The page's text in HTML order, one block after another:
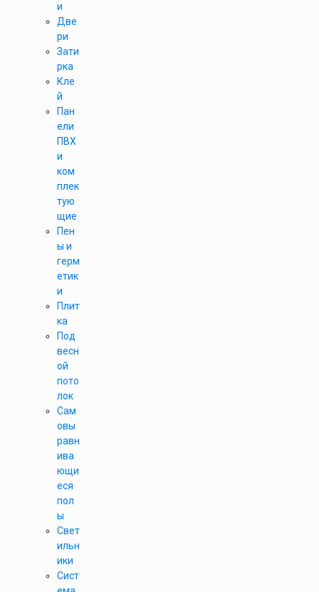
и
Две
ри
Зати
рка
Кле
й
Пан
ели
ПВХ
и
ком
плек
тую
щие
Пен
ы и
герм
етик
и
Плит
ка
Под
весн
ой
пото
лок
Сам
овы
равн
ива
ющи
еся
пол
ы
Свет
ильн
ики
Сист